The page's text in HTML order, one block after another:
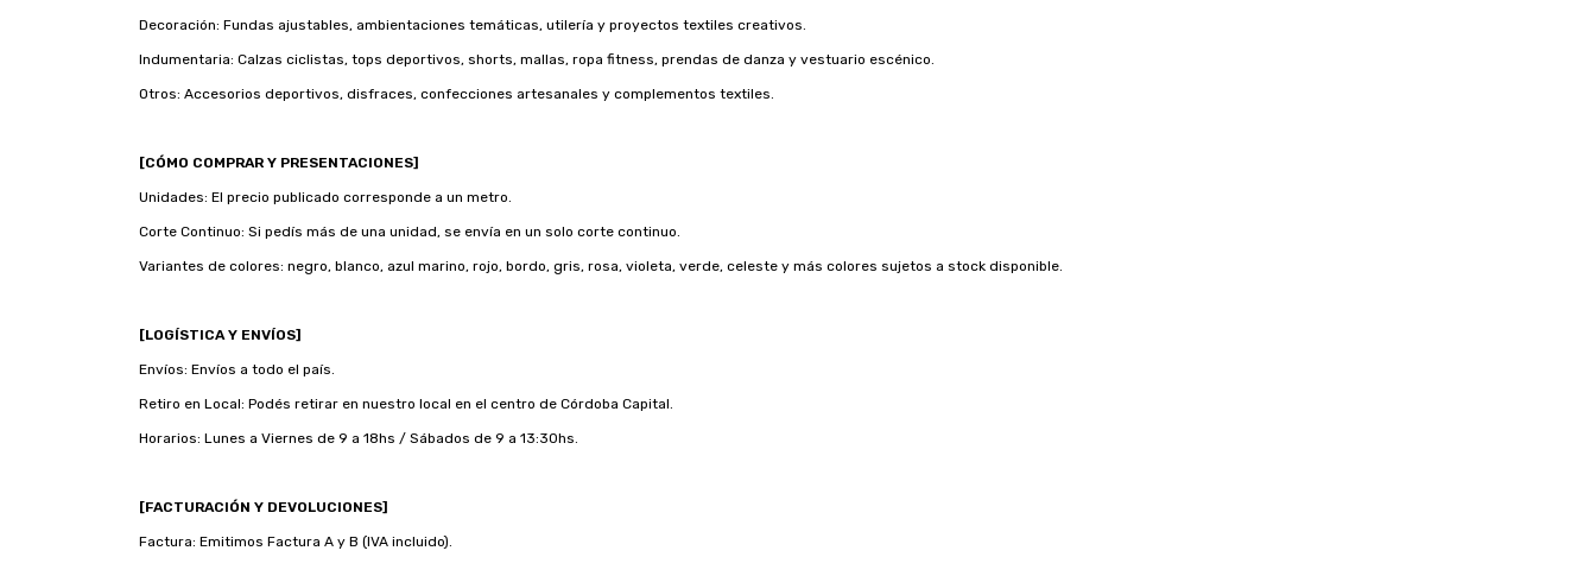
Decoración: Fundas ajustables, ambientaciones temáticas, utilería y proyectos textiles creativos.
Indumentaria: Calzas ciclistas, tops deportivos, shorts, mallas, ropa fitness, prendas de danza y vestuario escénico.
Otros: Accesorios deportivos, disfraces, confecciones artesanales y complementos textiles.
[CÓMO COMPRAR Y PRESENTACIONES]
Unidades: El precio publicado corresponde a un metro.
Corte Continuo: Si pedís más de una unidad, se envía en un solo corte continuo.
Variantes de colores: negro, blanco, azul marino, rojo, bordo, gris, rosa, violeta, verde, celeste y más colores sujetos a stock disponible.
[LOGÍSTICA Y ENVÍOS]
Envíos: Envíos a todo el país.
Retiro en Local: Podés retirar en nuestro local en el centro de Córdoba Capital.
Horarios: Lunes a Viernes de 9 a 18hs / Sábados de 9 a 13:30hs.
[FACTURACIÓN Y DEVOLUCIONES]
Factura: Emitimos Factura A y B (IVA incluido).